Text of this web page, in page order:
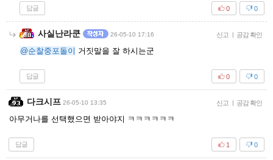
답글 0
0
사실난라쿤 26-05-10 17:16 신고 | 공감 확인
@순찰중포돌이 거짓말을 잘 하시는군
답글 0
0
다크시프 26-05-10 13:35 신고 | 공감 확인
아무거나를 선택했으면 받아야지 ㅋㅋㅋㅋㅋㅋ
답글 0
1